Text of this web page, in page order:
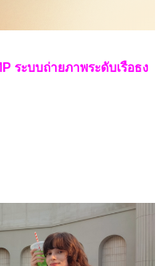
ระบบถ่ายภาพระดับเรือธง